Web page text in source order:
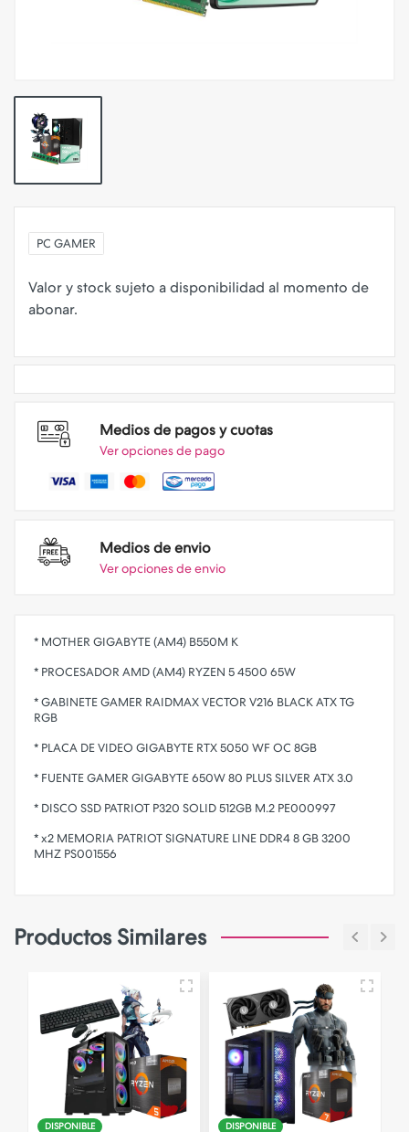
PC GAMER
Valor y stock sujeto a disponibilidad al momento de
abonar.
Medios de pagos y cuotas
Ver opciones de pago
Medios de envio
Ver opciones de envio
* MOTHER GIGABYTE (AM4) B550M K
* PROCESADOR AMD (AM4) RYZEN 5 4500 65W
* GABINETE GAMER RAIDMAX VECTOR V216 BLACK ATX TG
RGB
* PLACA DE VIDEO GIGABYTE RTX 5050 WF OC 8GB
* FUENTE GAMER GIGABYTE 650W 80 PLUS SILVER ATX 3.0
* DISCO SSD PATRIOT P320 SOLID 512GB M.2 PE000997
* x2 MEMORIA PATRIOT SIGNATURE LINE DDR4 8 GB 3200
MHZ PS001556
Productos Similares
DISPONIBLE DISPONIBLE